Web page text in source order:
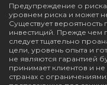
Предупреждение о
уровнем риска и может
Существует
инвестиций. Прежде чем
следует тщательно
цели, уровень опыта и
не являются гарантией
принимает клиентов и
странах с